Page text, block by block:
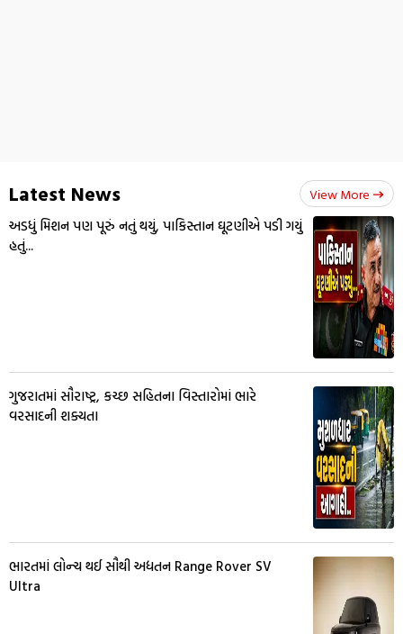
Latest News View More
અડધું મિશન પણ પૂરું નતું થયું, પાકિસ્તાન ઘૂટણીએ પડી ગયું
હતું...
ગુજરાતમાં સૌરાષ્ટ્ર, કચ્છ સહિતના વિસ્તારોમાં ભારે
વરસાદની શક્યતા
ભારતમાં લોન્ચ થઈ સૌથી અદ્યતન Range Rover SV
Ultra